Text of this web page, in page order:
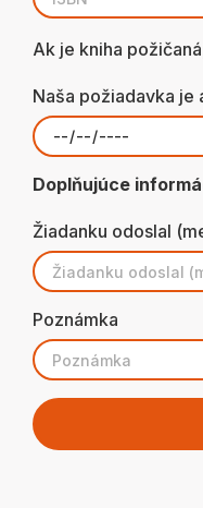
Ak je kniha
Naša požiadavka je
Doplňujúce
Žiadanku odoslal
Poznámka